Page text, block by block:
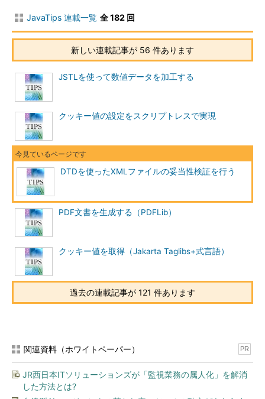
JavaTips 連載一覧 全 182 回
新しい連載記事が 56 件あります
JSTLを使って数値データを加工する
クッキー値の設定をスクリプトレスで実現
DTDを使ったXMLファイルの妥当性検証を行う
PDF文書を生成する（PDFLib）
クッキー値を取得（Jakarta Taglibs+式言語）
過去の連載記事が 121 件あります
関連資料（ホワイトペーパー） PR
JR西日本ITソリューションズが「監視業務の属人化」を解消
した方法とは?